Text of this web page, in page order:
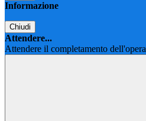
Informazione
Chiudi
Attendere...
Attendere il completamento